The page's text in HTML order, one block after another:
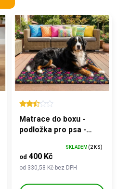
Matrace do boxu -
podložka pro psa -
od 330,58 Kč bez DPH
od 400 Kč
SKLADEM (2 KS)